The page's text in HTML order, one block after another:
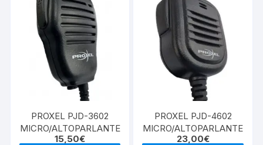
PROXEL PJD-3602
MICRO/ALTOPARLANTE
15,50€
PROXEL PJD-4602
MICRO/ALTOPARLANTE
23,00€